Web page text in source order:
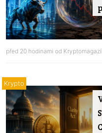
před 20 hodinami od
Krypto